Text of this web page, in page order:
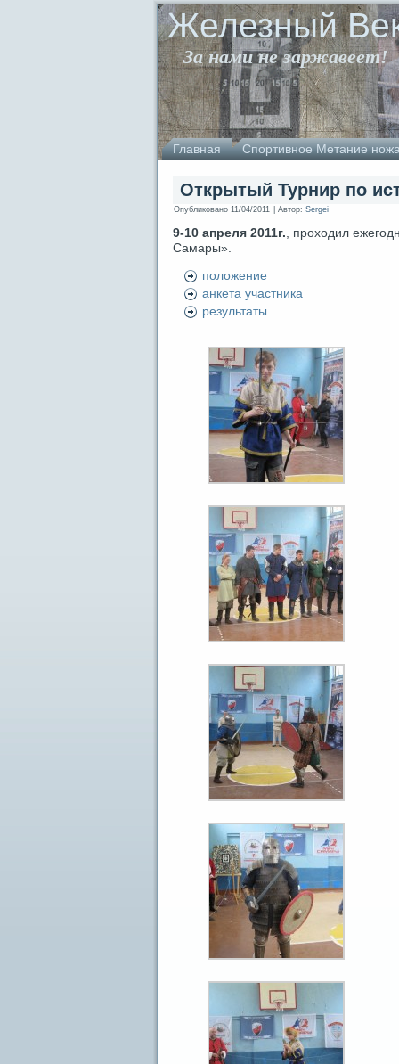
Железный
За нами не заржавеет!
Главная Спортивное Метание
Открытый Турнир по
Опубликовано 11/04/2011 Автор: Sergei
9-10 апреля 2011г. , проходил
Самары».
положение
анкета участника
результаты